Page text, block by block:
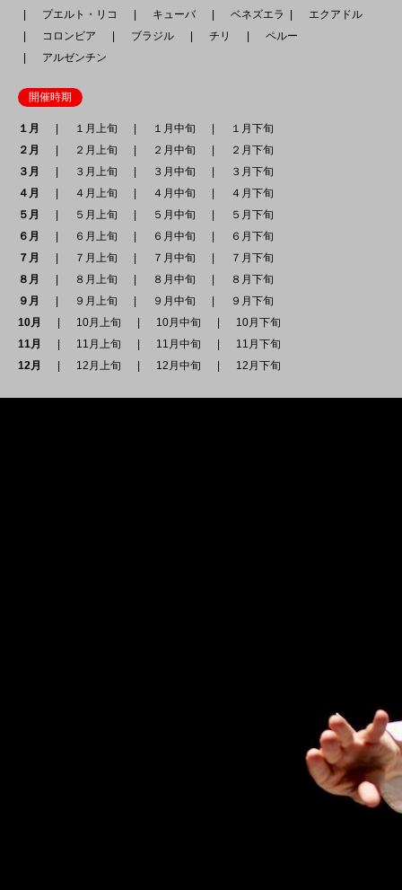
プエルト・リコ
キューバ ベネズエラ
エクアドル
コロンビア
ブラジル チリ
ペルー
アルゼンチン
開催時期
１月 １月上旬 １月中旬
１月下旬
２月
２月上旬 ２月中旬
２月下旬
３月
３月上旬 ３月中旬
３月下旬
４月
４月上旬 ４月中旬
４月下旬
５月
５月上旬 ５月中旬
５月下旬
６月
６月上旬 ６月中旬
６月下旬
７月
７月上旬 ７月中旬
７月下旬
８月
８月上旬 ８月中旬
８月下旬
９月
９月上旬 ９月中旬
９月下旬
10月
10月上旬 10月中旬
10月下旬
11月
11月上旬 11月中旬
11月下旬
12月
12月上旬 12月中旬 12月下旬